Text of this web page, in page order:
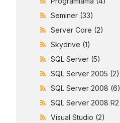
Seminer (33)
Server Core (2)
Skydrive (1)
SQL Server (5)
SQL Server 2005 (2)
SQL Server 2008 (6)
SQL Server 2008 R2
Visual Studio (2)